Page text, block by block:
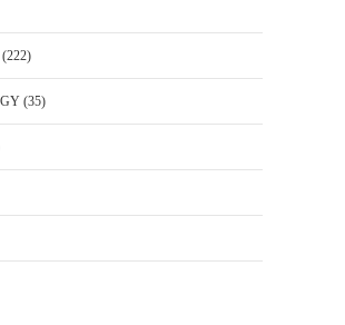
(222)
(35)